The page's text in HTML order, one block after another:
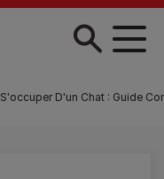
D'un Chat : Guide